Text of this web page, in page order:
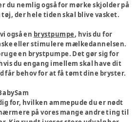
du nemlig også for mørke skjolder på
der hele tiden skal blive vasket.
også en brystpumpe, hvis du for
eller stimulere mælkedannelsen.
en brystpumpe. Det gør sig for
du engang imellem skal have dit
får behov for at få tømt dine bryster.
for, hvilken ammepude du er nødt
på vores mange andre ting til